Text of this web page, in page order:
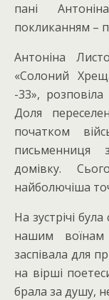
пані
покликанням –
Антоніна
«Солоний
-33»,
Доля
початком
письменниця
домівку.
найболючіша
На зустрічі
нашим воїнам
заспівала для
на вірші
брала за душу,